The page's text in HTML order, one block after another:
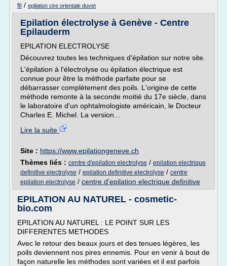
fil / epilation cire orientale duvet
Epilation électrolyse à Genève - Centre
Epilauderm
EPILATION ELECTROLYSE
Découvrez toutes les techniques d'épilation sur notre site.
L'épilation à l'électrolyse ou épilation électrique est
connue pour être la méthode parfaite pour se
débarrasser complètement des poils. L'origine de cette
méthode remonte à la seconde moitié du 17e siècle, dans
le laboratoire d'un ophtalmologiste américain, le Docteur
Charles E. Michel. La version...
Lire la suite
Site : https://www.epilationgeneve.ch
Thèmes liés : centre d'epilation electrolyse / epilation electrique
definitive electrolyse / epilation definitive electrolyse / centre
epilation electrolyse / centre d'epilation electrique definitive
EPILATION AU NATUREL - cosmetic-
bio.com
EPILATION AU NATUREL : LE POINT SUR LES
DIFFERENTES METHODES
Avec le retour des beaux jours et des tenues légères, les
poils deviennent nos pires ennemis. Pour en venir à bout de
façon naturelle les méthodes sont variées et il est parfois